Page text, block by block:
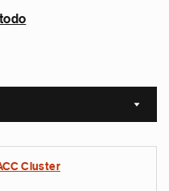
Sort
Cluster